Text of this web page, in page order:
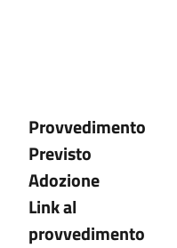
Provvedimento
Previsto
Adozione
Link al
provvedimento